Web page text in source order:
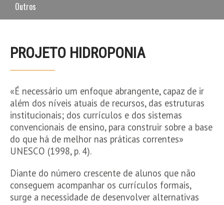
Outros
PROJETO HIDROPONIA
«É necessário um enfoque abrangente, capaz de ir
além dos níveis atuais de recursos, das estruturas
institucionais; dos currículos e dos sistemas
convencionais de ensino, para construir sobre a base
do que há de melhor nas práticas correntes»
UNESCO (1998, p. 4).
Diante do número crescente de alunos que não
conseguem acompanhar os currículos formais,
surge a necessidade de desenvolver alternativas